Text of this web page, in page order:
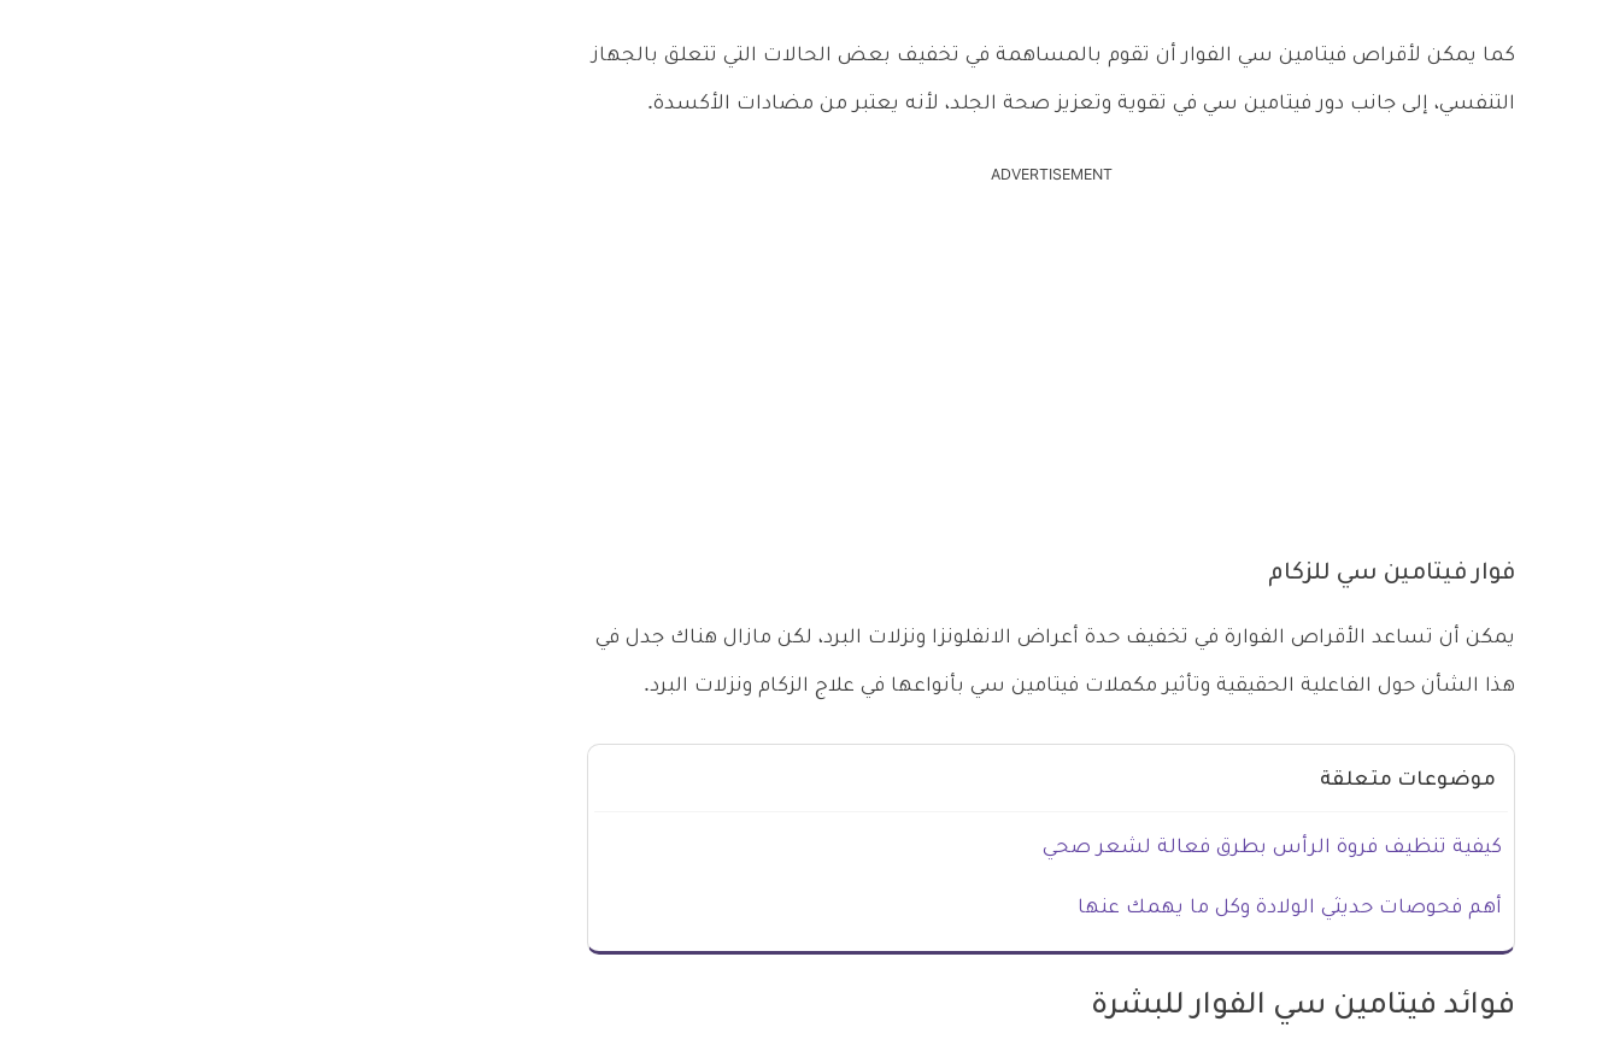
كما يمكن لأقراص فيتامين سي الفوار أن تقوم بالمساهمة في تخفيف بعض الحالات التي تتعلق بالجهاز
التنفسي، إلى جانب دور فيتامين سي في تقوية وتعزيز صحة الجلد، لأنه يعتبر من مضادات الأكسدة.
ADVERTISEMENT
فوار فيتامين سي للزكام
يمكن أن تساعد الأقراص الفوارة في تخفيف حدة أعراض الانفلونزا ونزلات البرد، لكن مازال هناك جدل في
هذا الشأن حول الفاعلية الحقيقية وتأثير مكملات فيتامين سي بأنواعها في علاج الزكام ونزلات البرد.
موضوعات متعلقة
كيفية تنظيف فروة الرأس بطرق فعالة لشعر صحي
أهم فحوصات حديثي الولادة وكل ما يهمك عنها
فوائد فيتامين سي الفوار للبشرة